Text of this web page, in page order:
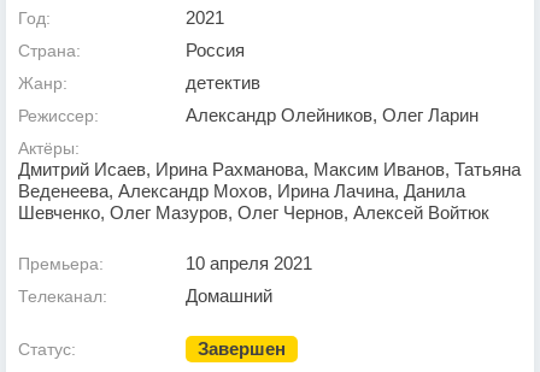
Год: 2021
Страна: Россия
Жанр: детектив
Режиссер: Александр Олейников, Олег Ларин
Актёры:
Дмитрий Исаев, Ирина Рахманова, Максим Иванов, Татьяна
Веденеева, Александр Мохов, Ирина Лачина, Данила
Шевченко, Олег Мазуров, Олег Чернов, Алексей Войтюк
Премьера: 10 апреля 2021
Телеканал: Домашний
Статус: Завершен